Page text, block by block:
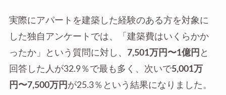
実際にアパートを建築した経験のある方を対象に
した独自アンケートでは、「建築費はいくらかか
ったか」という質問に対し、 7,501万円〜1億円 と
回答した人が32.9％で最も多く、次いで5,001万
円〜7,500万円 が25.3％という結果になりました。